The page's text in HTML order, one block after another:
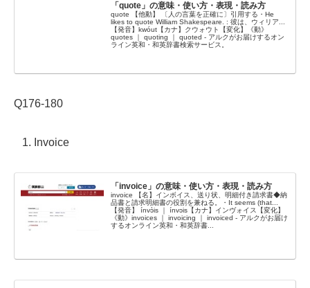
「quote」の意味・使い方・表現・読み方
quote 【他動】 〔人の言葉を正確に〕引用する・He
likes to quote William Shakespeare. : 彼は、ウィリア...
【発音】kwóut【カナ】クウォウト【変化】《動》
quotes ｜ quoting ｜ quoted - アルクがお届けするオン
ライン英和・和英辞書検索サービス。
Q176-180
Invoice
「invoice」の意味・使い方・表現・読み方
invoice 【名】インボイス、送り状、明細付き請求書◆納
品書と請求明細書の役割を兼ねる。・It seems (that...
【発音】 ínvɔ̀is ｜ ínvɔis【カナ】インヴォイス【変化】
《動》invoices ｜ invoicing ｜ invoiced - アルクがお届け
するオンライン英和・和英辞書...